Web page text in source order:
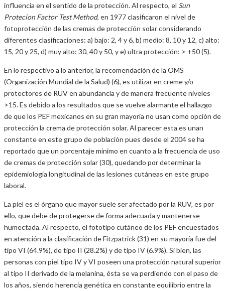
influencia en el sentido de la protección. Al respecto, el Sun
Protecion Factor Test Method, en 1977 clasificaron el nivel de
fotoprotección de las cremas de protección solar considerando
diferentes clasificaciones: a) bajo: 2, 4 y 6, b) medio: 8, 10 y 12, c) alto:
15, 20 y 25, d) muy alto: 30, 40 y 50, y e) ultra protección: > +50 (5).
En lo respectivo a lo anterior, la recomendación de la OMS
(Organización Mundial de la Salud) (6), es utilizar en creme y/o
protectores de RUV en abundancia y de manera frecuente niveles
>15. Es debido a los resultados que se vuelve alarmante el hallazgo
de que los PEF mexicanos en su gran mayoría no usan como opción de
protección la crema de protección solar. Al parecer esta es unan
constante en este grupo de población pues desde el 2004 se ha
reportado que un porcentaje mínimo en cuanto a la frecuencia de uso
de cremas de protección solar (30), quedando por determinar la
epidemiología longitudinal de las lesiones cutáneas en este grupo
laboral.
La piel es el órgano que mayor suele ser afectado por la RUV, es por
ello, que debe de protegerse de forma adecuada y mantenerse
humectada. Al respecto, el fototipo cutáneo de los PEF encuestados
en atención a la clasificación de Fitzpatrick (31) en su mayoría fue del
tipo VI (64.9%), de tipo II (28.2%) y de tipo IV (6.9%). Si bien, las
personas con piel tipo IV y VI poseen una protección natural superior
al tipo II derivado de la melanina, ésta se va perdiendo con el paso de
los años, siendo herencia genética en constante equilibrio entre la